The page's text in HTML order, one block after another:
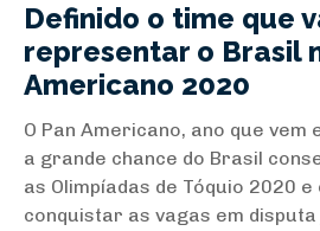
Definido o time que
representar o Brasil
Americano 2020
O Pan Americano, ano que vem
a grande chance do Brasil
as Olimpíadas de Tóquio 2020
conquistar as vagas em